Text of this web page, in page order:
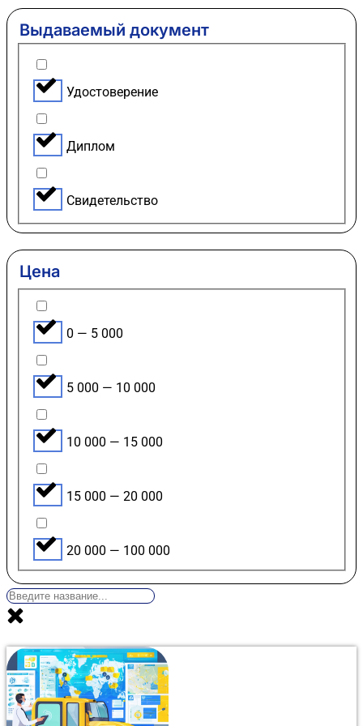
Выдаваемый документ
Удостоверение
Диплом
Свидетельство
Цена
0 — 5 000
5 000 — 10 000
10 000 — 15 000
15 000 — 20 000
20 000 — 100 000